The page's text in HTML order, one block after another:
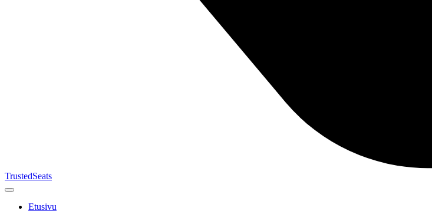
TrustedSeats
Etusivu